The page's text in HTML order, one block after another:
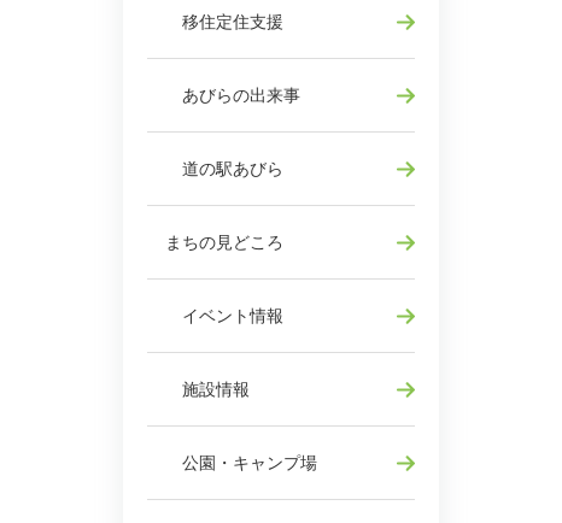
移住定住支援
あびらの出来事
道の駅あびら
まちの見どころ
イベント情報
施設情報
公園・キャンプ場